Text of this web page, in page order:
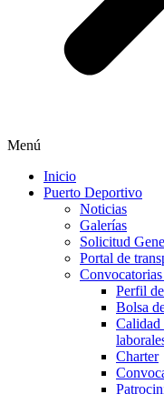
Menú
Inicio
Puerto Deportivo
Noticias
Galerías
Solicitud
Portal de
Perfil
Bolsa
Calidad
Charter